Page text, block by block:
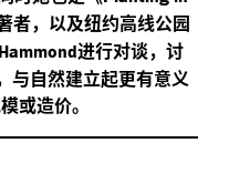
者，以及纽约高线公园
进行对谈，讨
与自然建立起更有意义
或造价。